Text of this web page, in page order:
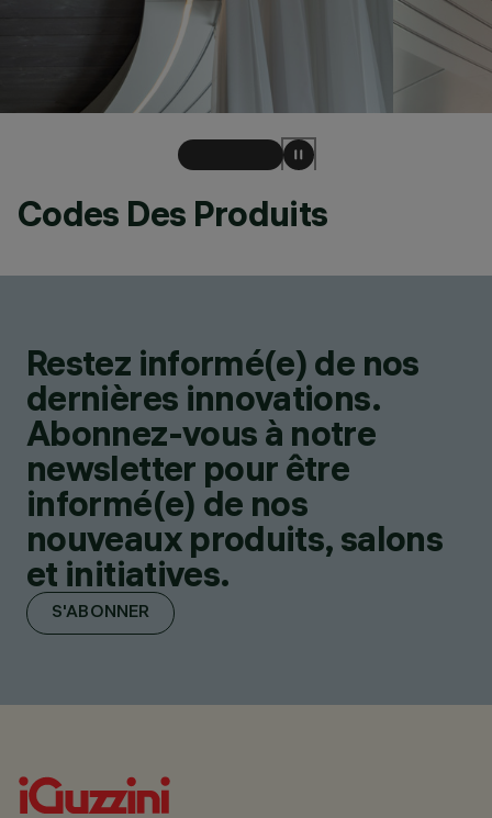
Codes Des Produits
Restez informé(e) de nos
dernières innovations.
Abonnez-vous à notre
newsletter pour être
informé(e) de nos
nouveaux produits, salons
et initiatives.
S'ABONNER